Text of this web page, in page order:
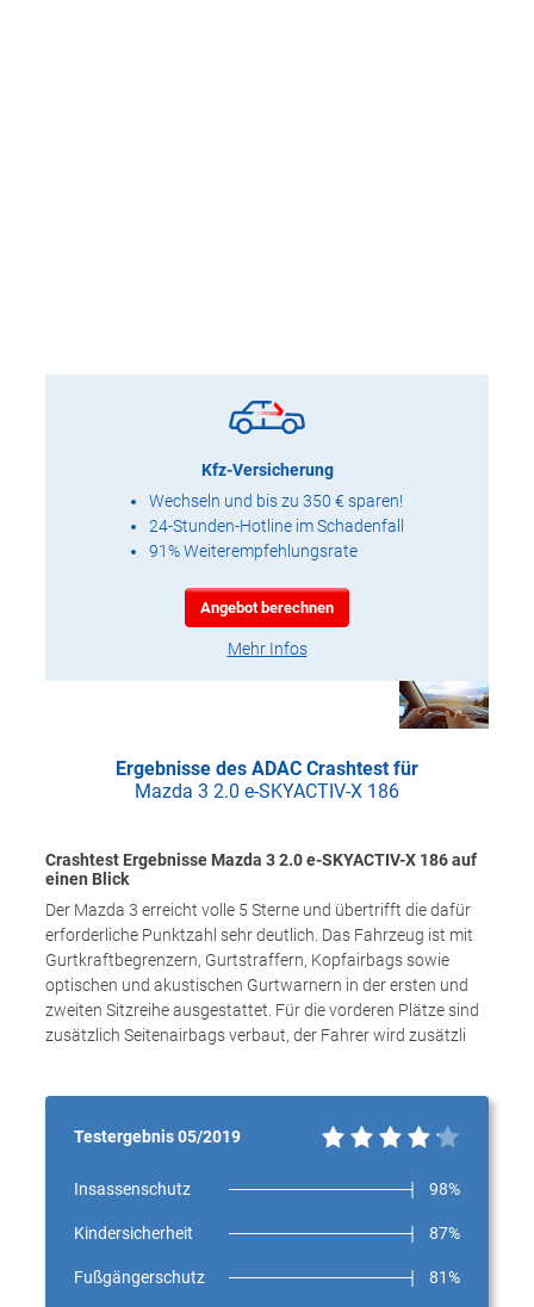
Kfz-Versicherung
Wechseln und bis zu 350 € sparen!
24-Stunden-Hotline im Schadenfall
91% Weiterempfehlungsrate
Angebot berechnen
Mehr Infos
Ergebnisse des ADAC Crashtest für
Mazda 3 2.0 e-SKYACTIV-X 186
Crashtest Ergebnisse Mazda 3 2.0 e-SKYACTIV-X 186 auf
einen Blick
Der Mazda 3 erreicht volle 5 Sterne und übertrifft die dafür
erforderliche Punktzahl sehr deutlich. Das Fahrzeug ist mit
Gurtkraftbegrenzern, Gurtstraffern, Kopfairbags sowie
optischen und akustischen Gurtwarnern in der ersten und
zweiten Sitzreihe ausgestattet. Für die vorderen Plätze sind
zusätzlich Seitenairbags verbaut, der Fahrer wird zusätzli
Testergebnis 05/2019
Insassenschutz 98%
Kindersicherheit 87%
Fußgängerschutz 81%